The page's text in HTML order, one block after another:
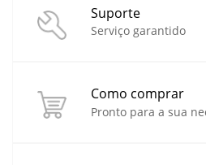
Suporte
Serviço garantido
Como comprar
Pronto para a sua